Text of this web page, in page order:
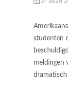
studenten
meldingen
dramatisch